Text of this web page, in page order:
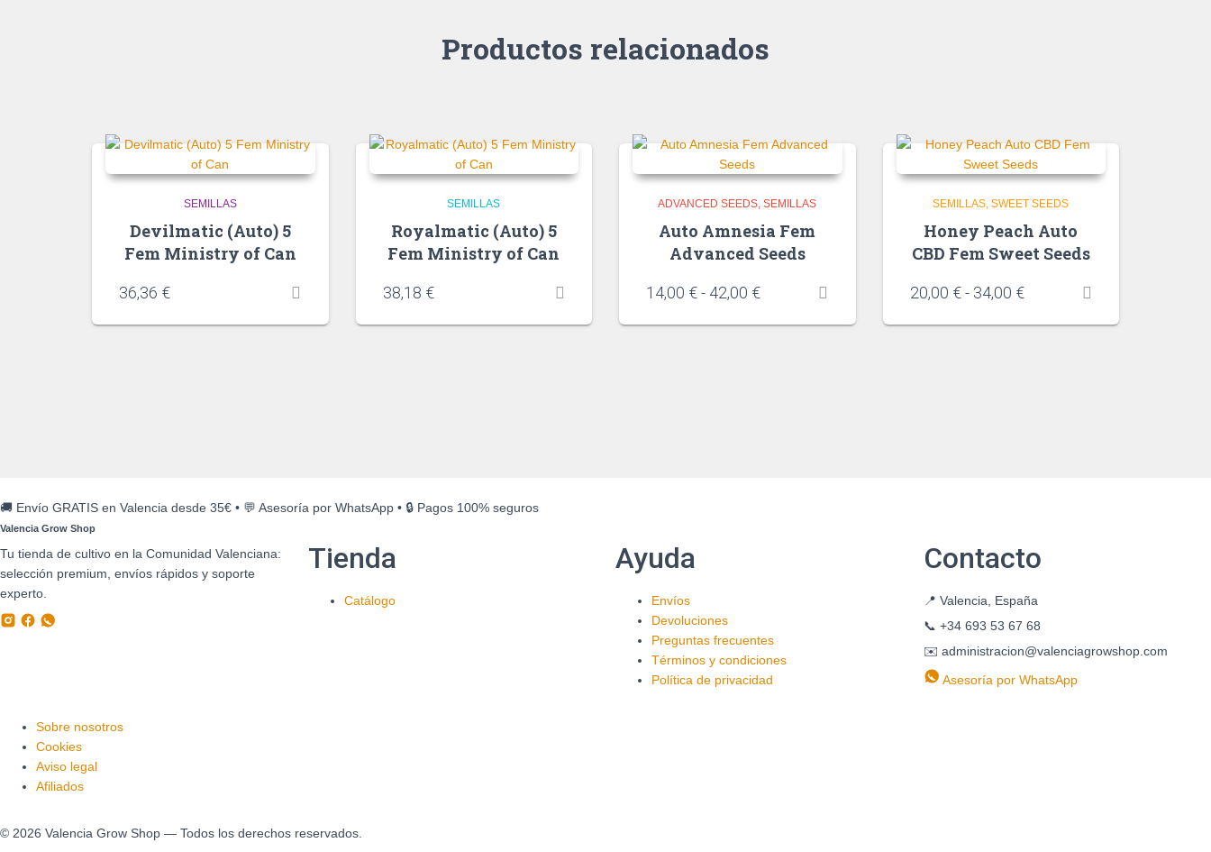
Productos relacionados
SEMILLAS
Devilmatic (Auto) 5
Fem Ministry of Can
36,36 €
SEMILLAS
Royalmatic (Auto) 5
Fem Ministry of Can
38,18 €
ADVANCED SEEDS SEMILLAS
Auto Amnesia Fem
Advanced Seeds
14,00 €- 42,00 €
SEMILLAS SWEET SEEDS
Honey Peach Auto
CBD Fem Sweet Seeds
20,00 € - 34,00 €
🚚 Envío GRATIS en Valencia desde 35€ • 💬 Asesoría por WhatsApp • 🔒 Pagos 100% seguros
Valencia Grow Shop
Tu tienda de cultivo en la Comunidad Valenciana:
selección premium, envíos rápidos y soporte
experto.
Tienda
Catálogo
Ayuda
Envíos
Devoluciones
Preguntas frecuentes
Términos y condiciones
Política de privacidad
Contacto
📍 Valencia, España
📞 +34 693 53 67 68
✉️ administracion@valenciagrowshop.com
Asesoría por WhatsApp
Sobre nosotros
Cookies
Aviso legal
Afiliados
© 2026 Valencia Grow Shop — Todos los derechos reservados.